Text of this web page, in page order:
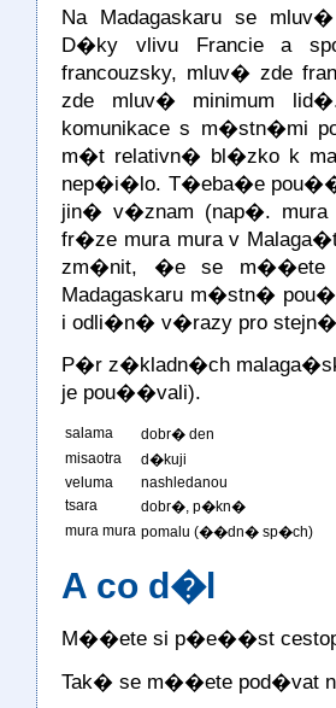
Na Madagaskaru se
D�ky vlivu Francie a
francouzsky, mluv� zde
zde mluv� minimum
komunikace s m�stn�mi
m�t relativn� bl�zko k
nep�i�lo. T�eba�e
jin� v�znam (nap�.
fr�ze mura mura v
zm�nit, �e se
Madagaskaru m�stn�
i odli�n� v�razy pro
P�r z�kladn�ch
je pou��vali).
salama
dobr� den
misaotra
d�kuji
veluma
nashledanou
tsara
dobr�, p�kn�
mura mura pomalu (��dn� sp�ch)
A co d�l
M��ete si p�e��st
Tak� se m��ete pod�vat